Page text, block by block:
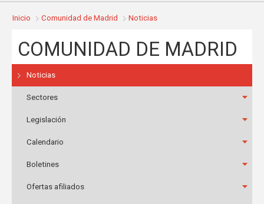
Inicio Comunidad de Madrid Noticias
COMUNIDAD DE MADRID
Noticias
Sectores
Legislación
Calendario
Boletines
Ofertas afiliados